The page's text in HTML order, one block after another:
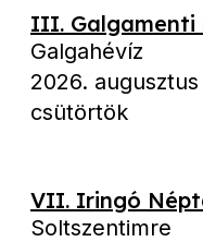
III. Galgamenti
Galgahévíz
2026.
csütörtök
VII. Iringó
Soltszentimre